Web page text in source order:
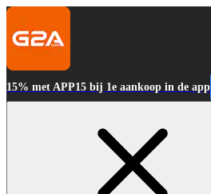
15% met APP15 bij 1e aankoop in de app